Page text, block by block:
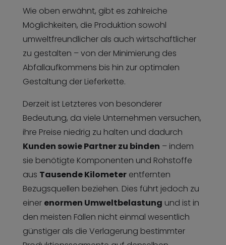
Wie oben erwähnt, gibt es zahlreiche
Möglichkeiten, die Produktion sowohl
umweltfreundlicher als auch wirtschaftlicher
zu gestalten – von der Minimierung des
Abfallaufkommens bis hin zur optimalen
Gestaltung der Lieferkette.
Derzeit ist Letzteres von besonderer
Bedeutung, da viele Unternehmen versuchen,
ihre Preise niedrig zu halten und dadurch
Kunden sowie Partner zu binden – indem
sie benötigte Komponenten und Rohstoffe
aus Tausende Kilometerentfernten
Bezugsquellen beziehen. Dies führt jedoch zu
einer enormen Umweltbelastung und ist in
den meisten Fällen nicht einmal wesentlich
günstiger als die Verlagerung bestimmter